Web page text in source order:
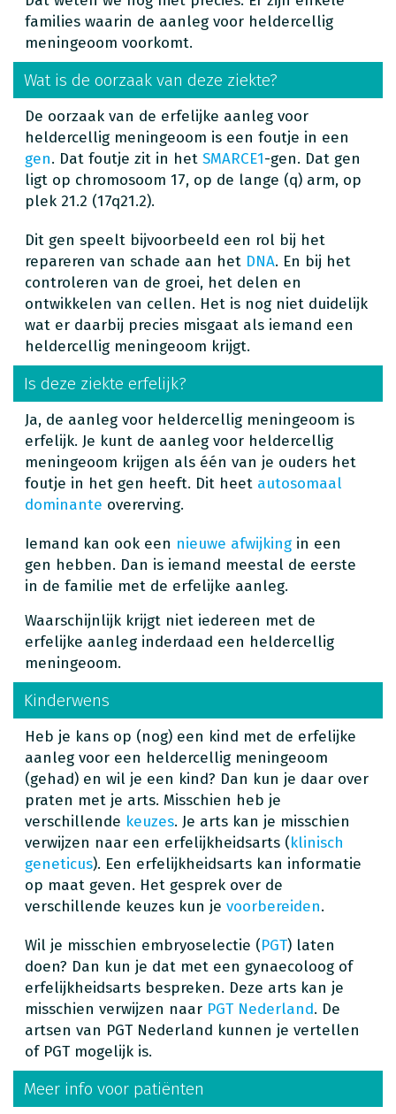
families waarin de aanleg voor heldercellig
meningeoom voorkomt.
Wat is de oorzaak van deze ziekte?
De oorzaak van de erfelijke aanleg voor
heldercellig meningeoom is een foutje in een
gen. Dat foutje zit in het SMARCE1-gen. Dat gen
ligt op chromosoom 17, op de lange (q) arm, op
plek 21.2 (17q21.2).
Dit gen speelt bijvoorbeeld een rol bij het
repareren van schade aan het DNA. En bij het
controleren van de groei, het delen en
ontwikkelen van cellen. Het is nog niet duidelijk
wat er daarbij precies misgaat als iemand een
heldercellig meningeoom krijgt.
Is deze ziekte erfelijk?
Ja, de aanleg voor heldercellig meningeoom is
erfelijk. Je kunt de aanleg voor heldercellig
meningeoom krijgen als één van je ouders het
foutje in het gen heeft. Dit heet autosomaal
dominante overerving.
Iemand kan ook een nieuwe afwijking in een
gen hebben. Dan is iemand meestal de eerste
in de familie met de erfelijke aanleg.
Waarschijnlijk krijgt niet iedereen met de
erfelijke aanleg inderdaad een heldercellig
meningeoom.
Kinderwens
Heb je kans op (nog) een kind met de erfelijke
aanleg voor een heldercellig meningeoom
(gehad) en wil je een kind? Dan kun je daar over
praten met je arts. Misschien heb je
verschillende keuzes. Je arts kan je misschien
verwijzen naar een erfelijkheidsarts (klinisch
geneticus). Een erfelijkheidsarts kan informatie
op maat geven. Het gesprek over de
verschillende keuzes kun je voorbereiden.
Wil je misschien embryoselectie (PGT) laten
doen? Dan kun je dat met een gynaecoloog of
erfelijkheidsarts bespreken. Deze arts kan je
misschien verwijzen naar PGT Nederland. De
artsen van PGT Nederland kunnen je vertellen
of PGT mogelijk is.
Meer info voor patiënten